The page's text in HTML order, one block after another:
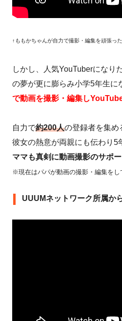
↑ももかちゃんが自力で撮影・編集を頑張っ
しかし、人気YouTuberになり
の夢が更に膨らみ小学5年生に
で動画を撮影・編集しYouTube
自力で約200人の登録者を集め
彼女の熱意が両親にも伝わり5
ママも真剣に動画撮影のサポ
※現在はパパが動画の撮影・編集をし
UUUMネットワーク所属か